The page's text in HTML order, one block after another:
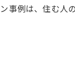
事例は、住む人